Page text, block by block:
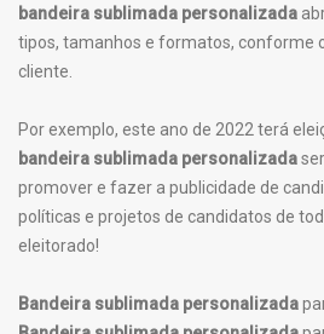
bandeira sublimada personalizada
tipos, tamanhos e formatos, conforme
cliente.
Por exemplo, este ano de 2022 terá
bandeira sublimada personalizada
promover e fazer a publicidade de
políticas e projetos de candidatos de
eleitorado!
Bandeira sublimada personalizada